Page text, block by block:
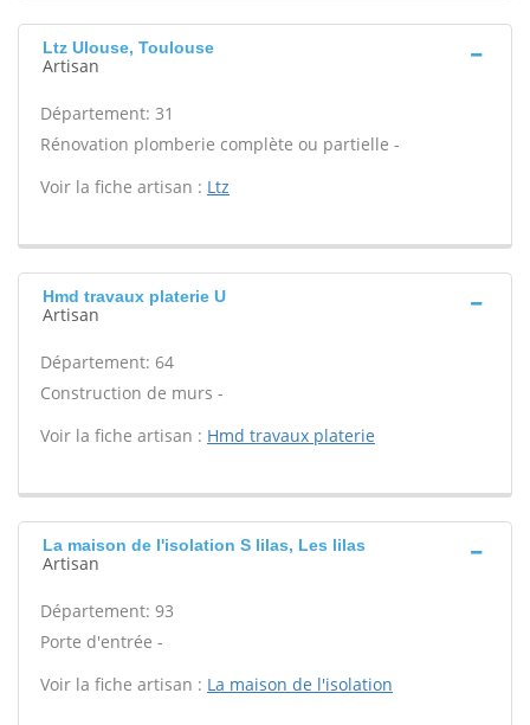
Ltz Ulouse, Toulouse
Artisan
Département: 31
Rénovation plomberie complète ou partielle -
Voir la fiche artisan : Ltz
Hmd travaux platerie U
Artisan
Département: 64
Construction de murs -
Voir la fiche artisan : Hmd travaux platerie
La maison de l'isolation S lilas, Les lilas
Artisan
Département: 93
Porte d'entrée -
Voir la fiche artisan : La maison de l'isolation